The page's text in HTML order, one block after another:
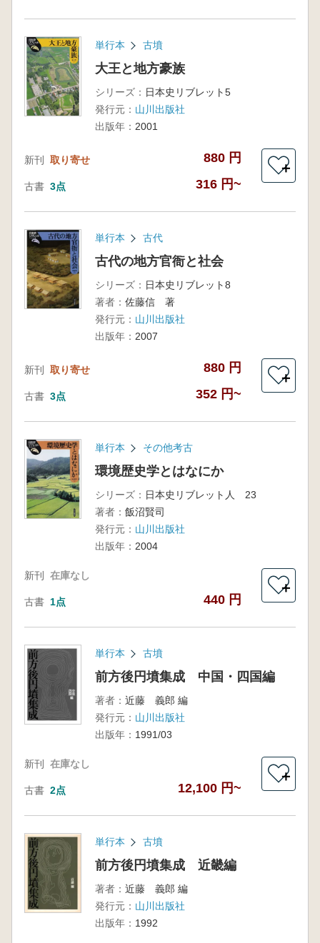
単行本 古墳
大王と地方豪族
シリーズ： 日本史リブレット5
発行元： 山川出版社
出版年： 2001
新刊 取り寄せ 880 円
古書 3点 316 円~
＋
単行本 古代
古代の地方官衙と社会
シリーズ： 日本史リブレット8
著者： 佐藤信 著
発行元： 山川出版社
出版年： 2007
新刊 取り寄せ 880 円
古書 3点 352 円~
＋
単行本 その他考古
環境歴史学とはなにか
シリーズ： 日本史リブレット人 23
著者： 飯沼賢司
発行元： 山川出版社
出版年： 2004
新刊 在庫なし
古書 1点 440 円
＋
単行本 古墳
前方後円墳集成 中国・四国編
著者： 近藤 義郎 編
発行元： 山川出版社
出版年： 1991/03
新刊 在庫なし
古書 2点 12,100 円~
＋
単行本 古墳
前方後円墳集成 近畿編
著者： 近藤 義郎 編
発行元： 山川出版社
出版年： 1992